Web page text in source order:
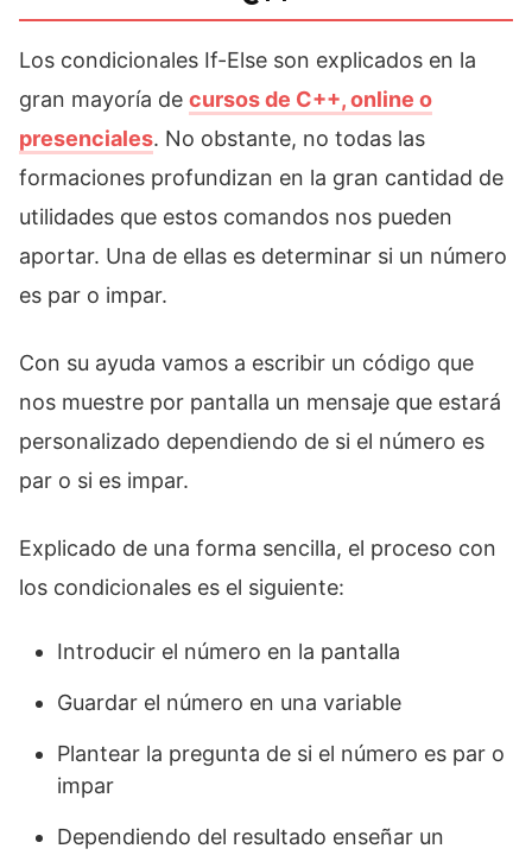
Los condicionales If-Else son explicados en la
gran mayoría de cursos de C++, online o
presenciales. No obstante, no todas las
formaciones profundizan en la gran cantidad de
utilidades que estos comandos nos pueden
aportar. Una de ellas es determinar si un número
es par o impar.
Con su ayuda vamos a escribir un código que
nos muestre por pantalla un mensaje que estará
personalizado dependiendo de si el número es
par o si es impar.
Explicado de una forma sencilla, el proceso con
los condicionales es el siguiente:
Introducir el número en la pantalla
Guardar el número en una variable
Plantear la pregunta de si el número es par o
impar
Dependiendo del resultado enseñar un